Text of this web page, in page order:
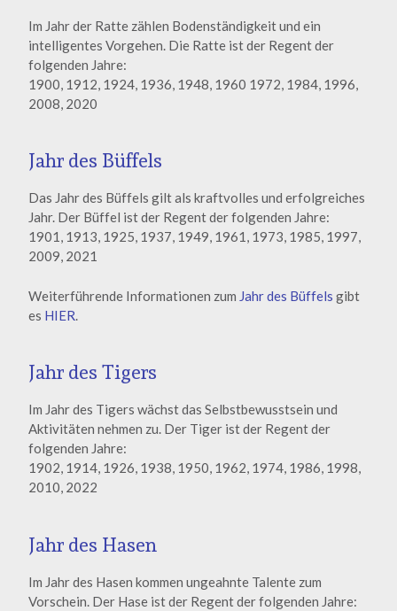
Im Jahr der Ratte zählen Bodenständigkeit und ein
intelligentes Vorgehen. Die Ratte ist der Regent der
folgenden Jahre:
1900, 1912, 1924, 1936, 1948, 1960 1972, 1984, 1996,
2008, 2020
Jahr des Büffels
Das Jahr des Büffels gilt als kraftvolles und erfolgreiches
Jahr. Der Büffel ist der Regent der folgenden Jahre:
1901, 1913, 1925, 1937, 1949, 1961, 1973, 1985, 1997,
2009, 2021
Weiterführende Informationen zum Jahr des Büffels gibt
es HIER.
Jahr des Tigers
Im Jahr des Tigers wächst das Selbstbewusstsein und
Aktivitäten nehmen zu. Der Tiger ist der Regent der
folgenden Jahre:
1902, 1914, 1926, 1938, 1950, 1962, 1974, 1986, 1998,
2010, 2022
Jahr des Hasen
Im Jahr des Hasen kommen ungeahnte Talente zum
Vorschein. Der Hase ist der Regent der folgenden Jahre: